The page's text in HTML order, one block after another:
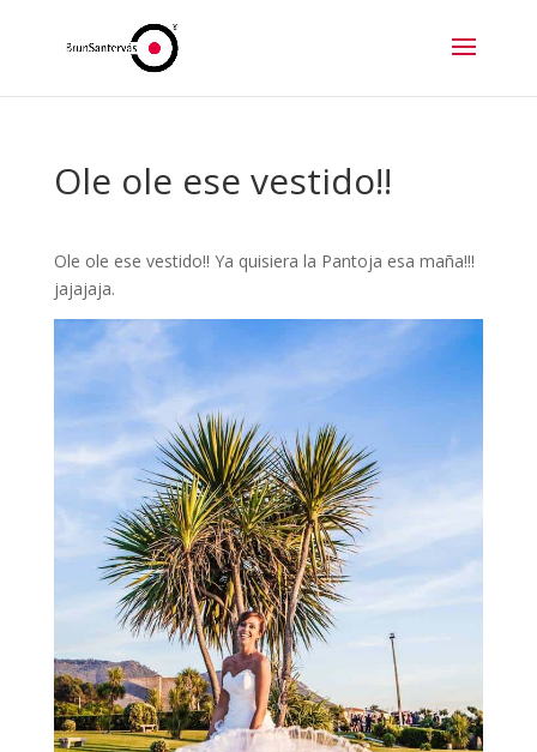
Ole ole ese vestido!!
Ole ole ese vestido!! Ya quisiera la Pantoja esa maña!!!
jajajaja.